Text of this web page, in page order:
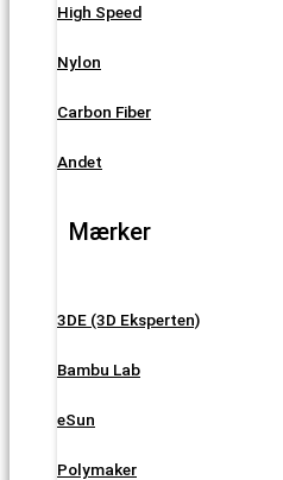
High Speed
Nylon
Carbon Fiber
Andet
Mærker
3DE (3D Eksperten)
Bambu Lab
eSun
Polymaker